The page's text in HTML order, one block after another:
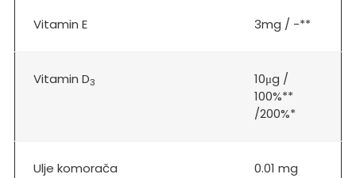
Vitamin E 3mg / -**
Vitamin D3
10μg /
100%**
/200%*
Ulje komorača 0.01 mg